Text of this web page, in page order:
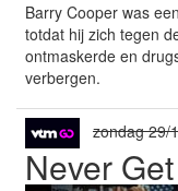
Barry Cooper was
totdat hij zich tegen
ontmaskerde en
verbergen.
zondag 29/
Never